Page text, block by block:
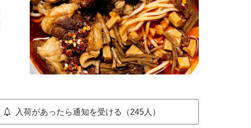
入荷があったら通知を受ける（245人）